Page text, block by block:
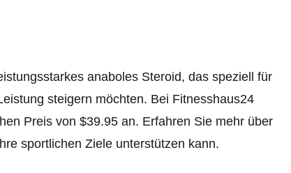
anaboles Steroid, das speziell für
steigern möchten. Bei Fitnesshaus24
Preis von $39.95 an. Erfahren Sie mehr über
sportlichen Ziele unterstützen kann.